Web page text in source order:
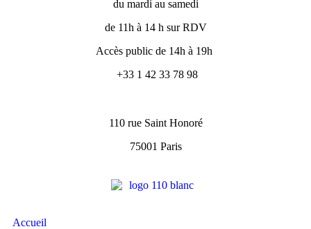
du mardi au samedi
de 11h à 14 h sur RDV
Accès public de 14h à 19h
+33 1 42 33 78 98
110 rue Saint Honoré
75001 Paris
Accueil